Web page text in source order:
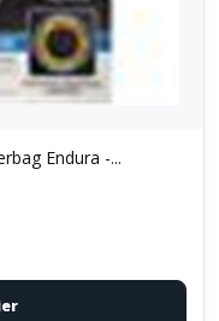
Endura -...